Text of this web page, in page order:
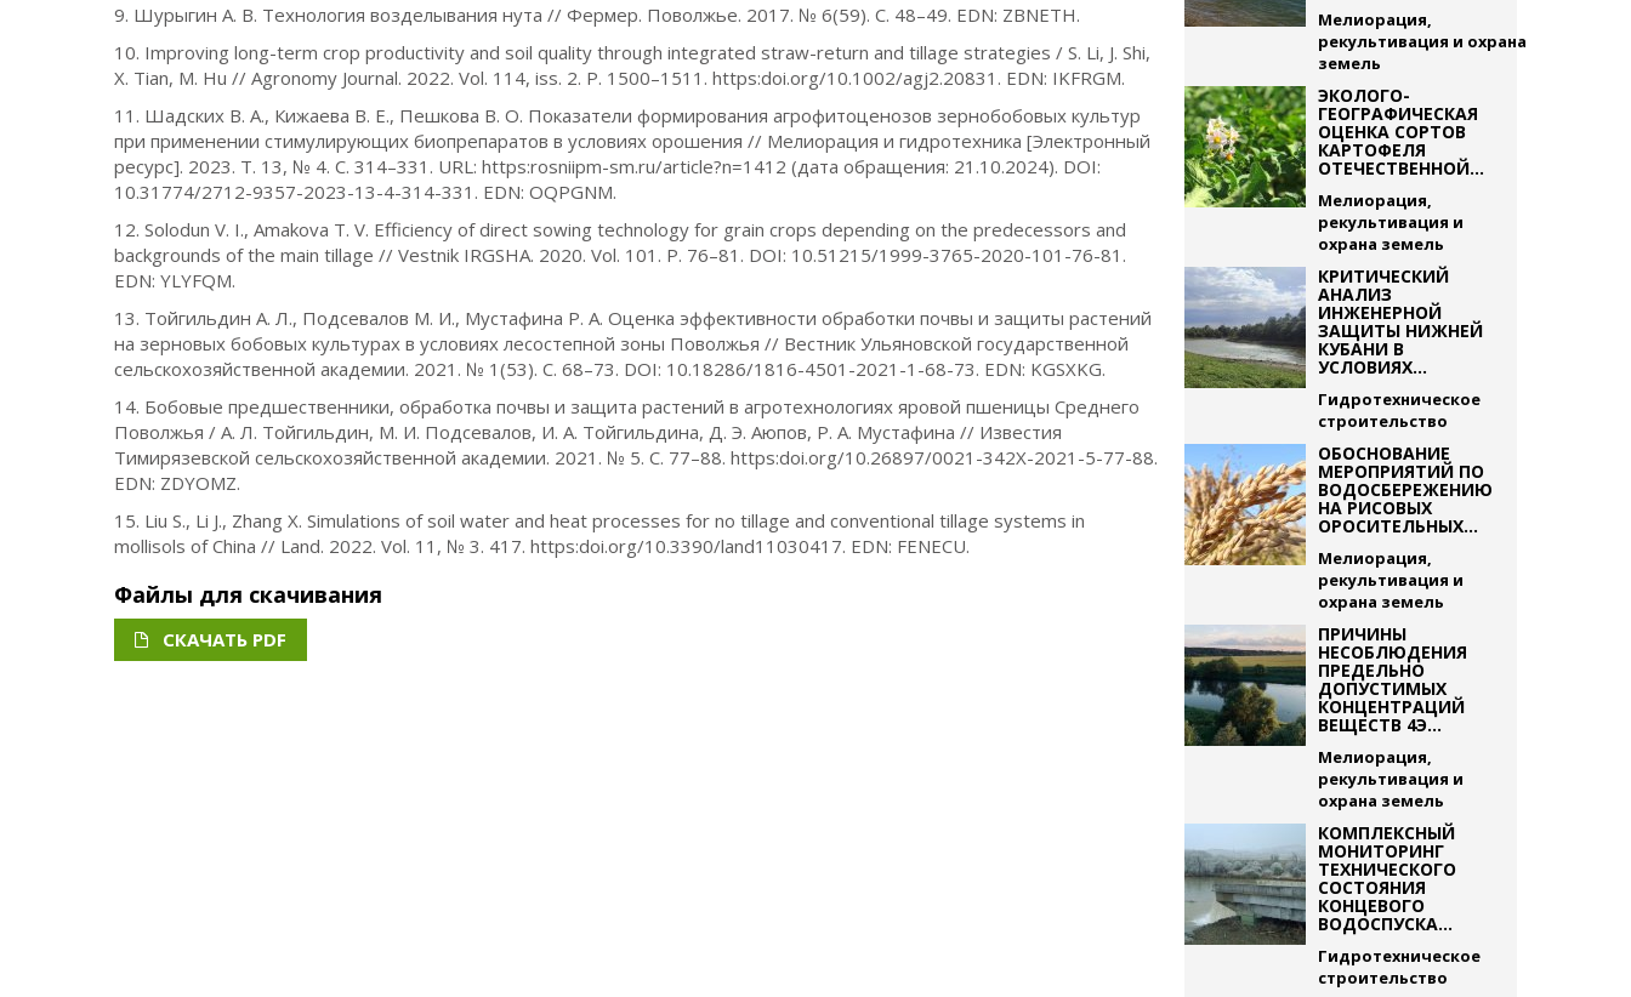
9. Шурыгин А. В. Технология возделывания нута // Фермер. Поволжье. 2017. № 6(59). С. 48–49. EDN: ZBNETH.
10. Improving long-term crop productivity and soil quality through integrated straw-return and tillage strategies / S. Li, J. Shi,
X. Tian, M. Hu // Agronomy Journal. 2022. Vol. 114, iss. 2. Р. 1500–1511. https:doi.org/10.1002/agj2.20831. EDN: IKFRGM.
11. Шадских В. А., Кижаева В. Е., Пешкова В. О. Показатели формирования агрофитоценозов зернобобовых культур
при применении стимулирующих биопрепаратов в условиях орошения // Мелиорация и гидротехника [Электронный
ресурс]. 2023. Т. 13, № 4. С. 314–331. URL: https:rosniipm-sm.ru/article?n=1412 (дата обращения: 21.10.2024). DOI:
10.31774/2712-9357-2023-13-4-314-331. EDN: OQPGNM.
12. Solodun V. I., Amakova T. V. Efficiency of direct sowing technology for grain crops depending on the predecessors and
backgrounds of the main tillage // Vestnik IRGSHA. 2020. Vol. 101. P. 76–81. DOI: 10.51215/1999-3765-2020-101-76-81.
EDN: YLYFQM.
13. Тойгильдин А. Л., Подсевалов М. И., Мустафина Р. А. Оценка эффективности обработки почвы и защиты растений
на зерновых бобовых культурах в условиях лесостепной зоны Поволжья // Вестник Ульяновской государственной
сельскохозяйственной академии. 2021. № 1(53). С. 68–73. DOI: 10.18286/1816-4501-2021-1-68-73. EDN: KGSXKG.
14. Бобовые предшественники, обработка почвы и защита растений в агротехнологиях яровой пшеницы Среднего
Поволжья / А. Л. Тойгильдин, М. И. Подсевалов, И. А. Тойгильдина, Д. Э. Аюпов, Р. А. Мустафина // Известия
Тимирязевской сельскохозяйственной академии. 2021. № 5. С. 77–88. https:doi.org/10.26897/0021-342X-2021-5-77-88.
EDN: ZDYOMZ.
15. Liu S., Li J., Zhang X. Simulations of soil water and heat processes for no tillage and conventional tillage systems in
mollisols of China // Land. 2022. Vol. 11, № 3. 417. https:doi.org/10.3390/land11030417. EDN: FENECU.
Файлы для скачивания
СКАЧАТЬ PDF
Мелиорация,
рекультивация и охрана
земель
ЭКОЛОГО-
ГЕОГРАФИЧЕСКАЯ
ОЦЕНКА СОРТОВ
КАРТОФЕЛЯ
ОТЕЧЕСТВЕННОЙ...
Мелиорация,
рекультивация и
охрана земель
КРИТИЧЕСКИЙ
АНАЛИЗ
ИНЖЕНЕРНОЙ
ЗАЩИТЫ НИЖНЕЙ
КУБАНИ В
УСЛОВИЯХ...
Гидротехническое
строительство
ОБОСНОВАНИЕ
МЕРОПРИЯТИЙ ПО
ВОДОСБЕРЕЖЕНИЮ
НА РИСОВЫХ
ОРОСИТЕЛЬНЫХ...
Мелиорация,
рекультивация и
охрана земель
ПРИЧИНЫ
НЕСОБЛЮДЕНИЯ
ПРЕДЕЛЬНО
ДОПУСТИМЫХ
КОНЦЕНТРАЦИЙ
ВЕЩЕСТВ 4Э...
Мелиорация,
рекультивация и
охрана земель
КОМПЛЕКСНЫЙ
МОНИТОРИНГ
ТЕХНИЧЕСКОГО
СОСТОЯНИЯ
КОНЦЕВОГО
ВОДОСПУСКА...
Гидротехническое
строительство